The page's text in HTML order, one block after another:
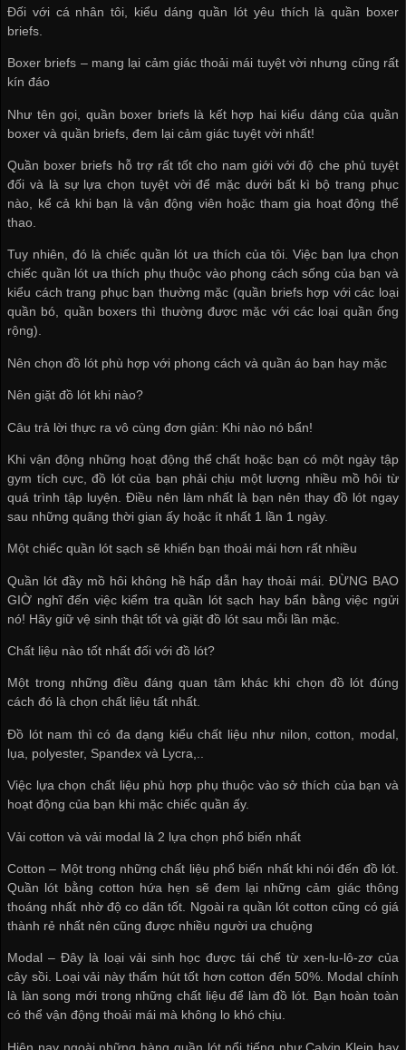
Đối với cá nhân tôi, kiểu dáng quần lót yêu thích là quần boxer
briefs.
Boxer briefs – mang lại cảm giác thoải mái tuyệt vời nhưng cũng rất
kín đáo
Như tên gọi, quần boxer briefs là kết hợp hai kiểu dáng của quần
boxer và quần briefs, đem lại cảm giác tuyệt vời nhất!
Quần boxer briefs hỗ trợ rất tốt cho nam giới với độ che phủ tuyệt
đối và là sự lựa chọn tuyệt vời để mặc dưới bất kì bộ trang phục
nào, kể cả khi bạn là vận động viên hoặc tham gia hoạt động thể
thao.
Tuy nhiên, đó là chiếc quần lót ưa thích của tôi. Việc bạn lựa chọn
chiếc quần lót ưa thích phụ thuộc vào phong cách sống của bạn và
kiểu cách trang phục bạn thường mặc (quần briefs hợp với các loại
quần bó, quần boxers thì thường được mặc với các loại quần ống
rộng).
Nên chọn đồ lót phù hợp với phong cách và quần áo bạn hay mặc
Nên giặt đồ lót khi nào?
Câu trả lời thực ra vô cùng đơn giản: Khi nào nó bẩn!
Khi vận động những hoạt động thể chất hoặc bạn có một ngày tập
gym tích cực, đồ lót của bạn phải chịu một lượng nhiều mồ hôi từ
quá trình tập luyện. Điều nên làm nhất là bạn nên thay đồ lót ngay
sau những quãng thời gian ấy hoặc ít nhất 1 lần 1 ngày.
Một chiếc quần lót sạch sẽ khiến bạn thoải mái hơn rất nhiều
Quần lót đầy mồ hôi không hề hấp dẫn hay thoải mái. ĐỪNG BAO
GIỜ nghĩ đến việc kiểm tra quần lót sạch hay bẩn bằng việc ngửi
nó! Hãy giữ vệ sinh thật tốt và giặt đồ lót sau mỗi lần mặc.
Chất liệu nào tốt nhất đối với đồ lót?
Một trong những điều đáng quan tâm khác khi chọn đồ lót đúng
cách đó là chọn chất liệu tất nhất.
Đồ lót nam thì có đa dạng kiểu chất liệu như nilon, cotton, modal,
lụa, polyester, Spandex và Lycra,..
Việc lựa chọn chất liệu phù hợp phụ thuộc vào sở thích của bạn và
hoạt động của bạn khi mặc chiếc quần ấy.
Vải cotton và vải modal là 2 lựa chọn phổ biến nhất
Cotton – Một trong những chất liệu phổ biến nhất khi nói đến đồ lót.
Quần lót bằng cotton hứa hẹn sẽ đem lại những cảm giác thông
thoáng nhất nhờ độ co dãn tốt. Ngoài ra quần lót cotton cũng có giá
thành rẻ nhất nên cũng được nhiều người ưa chuộng
Modal – Đây là loại vải sinh học được tái chế từ xen-lu-lô-zơ của
cây sồi. Loại vải này thấm hút tốt hơn cotton đến 50%. Modal chính
là làn song mới trong những chất liệu để làm đồ lót. Bạn hoàn toàn
có thể vận động thoải mái mà không lo khó chịu.
Hiện nay ngoài những hàng quần lót nổi tiếng như Calvin Klein hay